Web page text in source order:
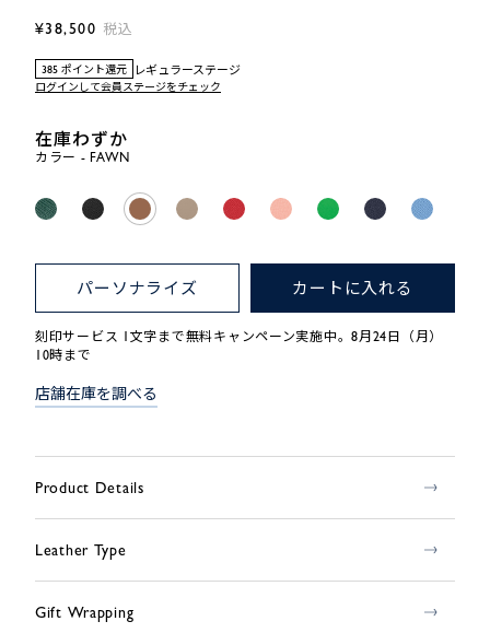
¥38,500 税込
385 ポイント還元 レギュラーステージ
ログインして会員ステージをチェック
在庫わずか
カラー - FAWN
パーソナライズ カートに入れる
刻印サービス 1文字まで無料キャンペーン実施中。8月24日（月）
10時まで
店舗在庫を調べる
Product Details
Leather Type
Gift Wrapping